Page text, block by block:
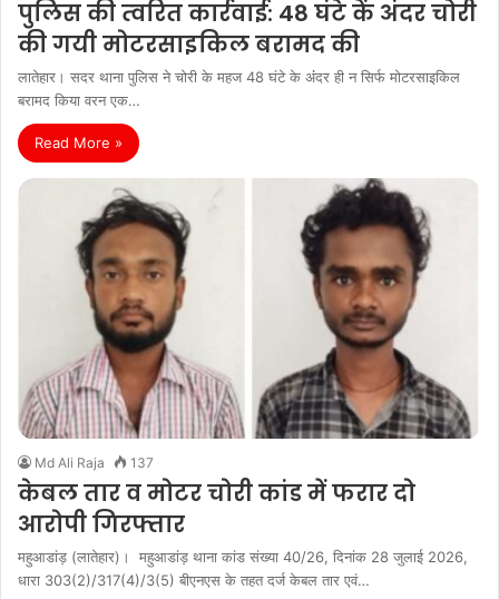
पुलिस की त्‍वरित कार्रवाई: 48 घंटे कें अंदर चोरी
की गयी मोटरसाइकिल बरामद की
लातेहार। सदर थाना पुलिस ने चोरी के महज 48 घंटे के अंंदर ही न सिर्फ मोटरसाइकिल
बरामद किया वरन एक…
Read More »
Md Ali Raja 137
केबल तार व मोटर चोरी कांड में फरार दो
आरोपी गिरफ्तार
महुआडांड़ (लातेहार)। महुआडांड़ थाना कांड संख्या 40/26, दिनांक 28 जुलाई 2026,
धारा 303(2)/317(4)/3(5) बीएनएस के तहत दर्ज केबल तार एवं…